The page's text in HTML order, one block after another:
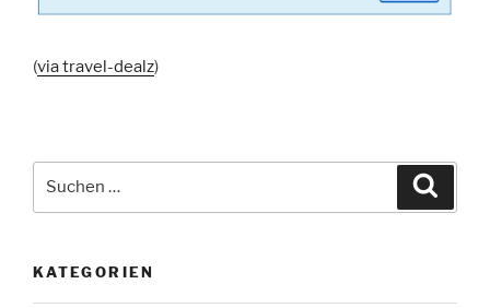
(via travel-dealz)
KATEGORIEN